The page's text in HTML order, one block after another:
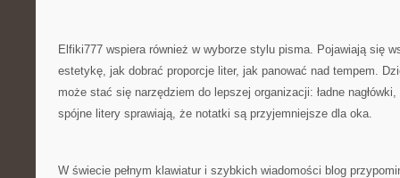
Elfiki777 wspiera również w wyborze stylu pisma. Pojawiają się
estetykę, jak dobrać proporcje liter, jak panować nad tempem.
może stać się narzędziem do lepszej organizacji: ładne
spójne litery sprawiają, że notatki są przyjemniejsze dla oka.
W świecie pełnym klawiatur i szybkich wiadomości blog